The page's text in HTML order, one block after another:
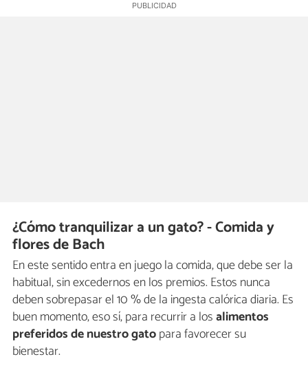
¿Cómo tranquilizar a un gato? - Comida y
flores de Bach
En este sentido entra en juego la comida, que debe ser la
habitual, sin excedernos en los premios. Estos nunca
deben sobrepasar el 10 % de la ingesta calórica diaria. Es
buen momento, eso sí, para recurrir a losalimentos
preferidos de nuestro gatopara favorecer su
bienestar.